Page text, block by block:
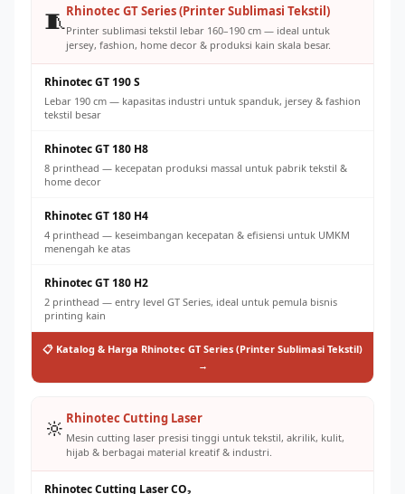
🧵Rhinotec GT Series (Printer Sublimasi Tekstil)
Printer sublimasi tekstil lebar 160–190 cm — ideal untuk
jersey, fashion, home decor & produksi kain skala besar.
Rhinotec GT 190 S
Lebar 190 cm — kapasitas industri untuk spanduk, jersey & fashion
tekstil besar
Rhinotec GT 180 H8
8 printhead — kecepatan produksi massal untuk pabrik tekstil &
home decor
Rhinotec GT 180 H4
4 printhead — keseimbangan kecepatan & efisiensi untuk UMKM
menengah ke atas
Rhinotec GT 180 H2
2 printhead — entry level GT Series, ideal untuk pemula bisnis
printing kain
📋 Katalog & Harga Rhinotec GT Series (Printer Sublimasi Tekstil)
→
🔆 Rhinotec Cutting Laser
Mesin cutting laser presisi tinggi untuk tekstil, akrilik, kulit,
hijab & berbagai material kreatif & industri.
Rhinotec Cutting Laser CO₂